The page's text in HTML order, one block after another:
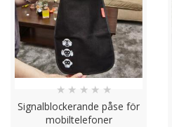
Signalblockerande påse för
mobiltelefoner
★ ★ ★ ★ ★